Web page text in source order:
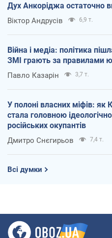
Дух Анкоріджа остаточно
Віктор Андрусів 6,9 т.
Війна і медіа: політика
ЗМІ грають за правилами
Павло Казарін 3,7 т.
У полоні власних міфів: як
стала головною
російських окупантів
Дмитро Снєгирьов 7,4 т.
Всі думки